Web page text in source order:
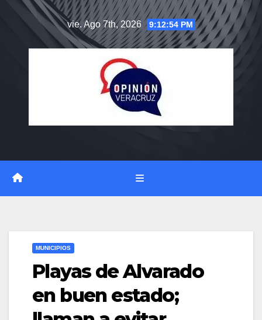
vie. Ago 7th, 2026 9:12:55 PM
MUNICIPIOS
Playas de Alvarado
en buen estado;